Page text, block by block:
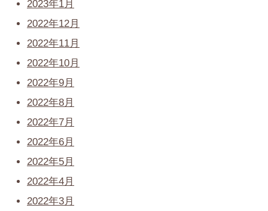
2023年1月
2022年12月
2022年11月
2022年10月
2022年9月
2022年8月
2022年7月
2022年6月
2022年5月
2022年4月
2022年3月